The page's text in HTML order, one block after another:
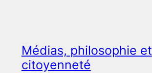
Médias, philosophie et
citoyenneté